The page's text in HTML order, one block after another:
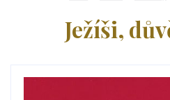
Ježíši,